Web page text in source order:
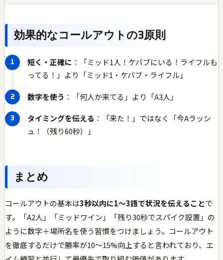
効果的なコールアウトの3原則
短く・正確に ：「ミッド1人！ケバブにいる！ライフルも
ってる！」より「ミッド1・ケバブ・ライフル」
数字を使う ：「何人か来てる」より「A3人」
タイミングを伝える ：「来た！」ではなく「今Aラッシ
ュ！（残り60秒）」
まとめ
コールアウトの基本は3秒以内に1〜3語で状況を伝えることで
す。「A2人」「ミッドワイン」「残り30秒でスパイク設置」の
ように数字＋場所名を使う習慣をつけましょう。コールアウト
を徹底するだけで勝率が10〜15%向上すると言われており、エ